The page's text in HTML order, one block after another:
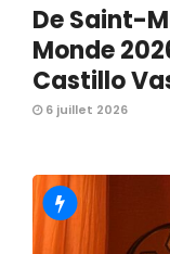
De Saint-
Monde
Castillo
6 juillet 2026